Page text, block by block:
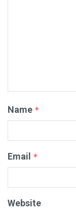
Name *
Email *
Website